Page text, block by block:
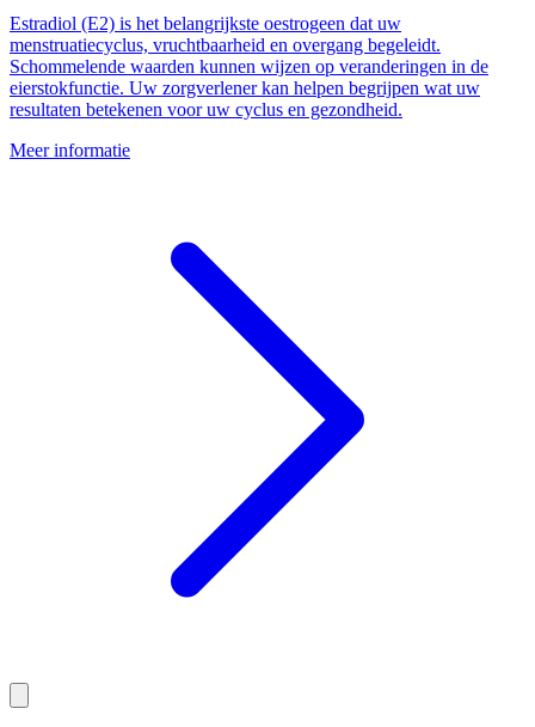
Estradiol (E2) is het belangrijkste oestrogeen dat uw
menstruatiecyclus, vruchtbaarheid en overgang begeleidt.
Schommelende waarden kunnen wijzen op veranderingen in de
eierstokfunctie. Uw zorgverlener kan helpen begrijpen wat uw
resultaten betekenen voor uw cyclus en gezondheid.
Meer informatie